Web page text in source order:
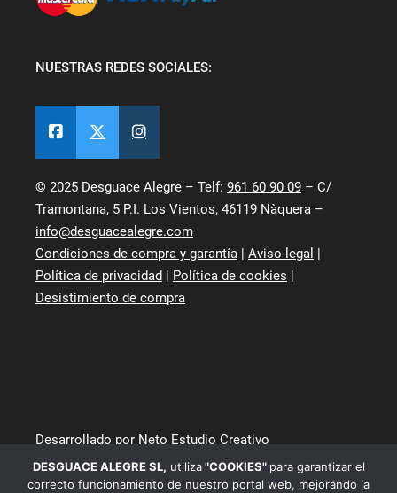
NUESTRAS REDES SOCIALES:
© 2025 Desguace Alegre – Telf: 961 60 90 09 – C/
Tramontana, 5 P.I. Los Vientos, 46119 Nàquera –
info@desguacealegre.com
Condiciones de compra y garantía | Aviso legal |
Política de privacidad | Política de cookies |
Desistimiento de compra
Desarrollado por Neto Estudio Creativo
DESGUACE ALEGRE SL, utiliza"COOKIES" para garantizar el
correcto funcionamiento de nuestro portal web, mejorando la